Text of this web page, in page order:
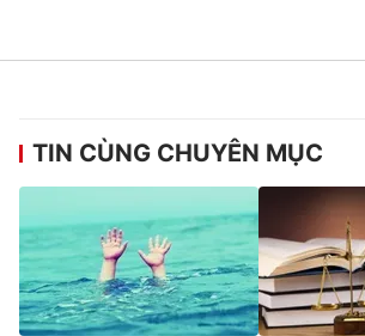
TIN CÙNG CHUYÊN MỤC